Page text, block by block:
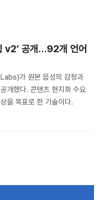
v2’ 공개…92개 언어
가 원본 음성의 감정과
개했다. 콘텐츠 현지화 수요
을 목표로 한 기술이다.